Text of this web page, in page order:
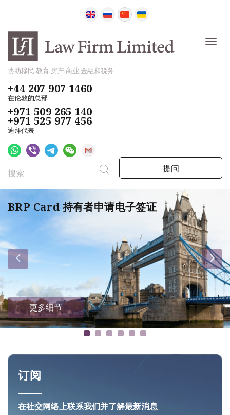
协助移民,教育,房产,商业,金融和税务
+44 207 907 1460
在伦敦的总部
+971 509 265 140
+971 525 977 456
迪拜代表
提问
BRP Card 持有者申请电子签证
更多细节
订阅
在社交网络上联系我们并了解最新消息